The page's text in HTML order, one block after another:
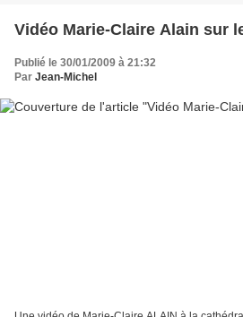
Vidéo Marie-Claire Alain sur
Publié le 30/01/2009 à 21:32
Par Jean-Michel